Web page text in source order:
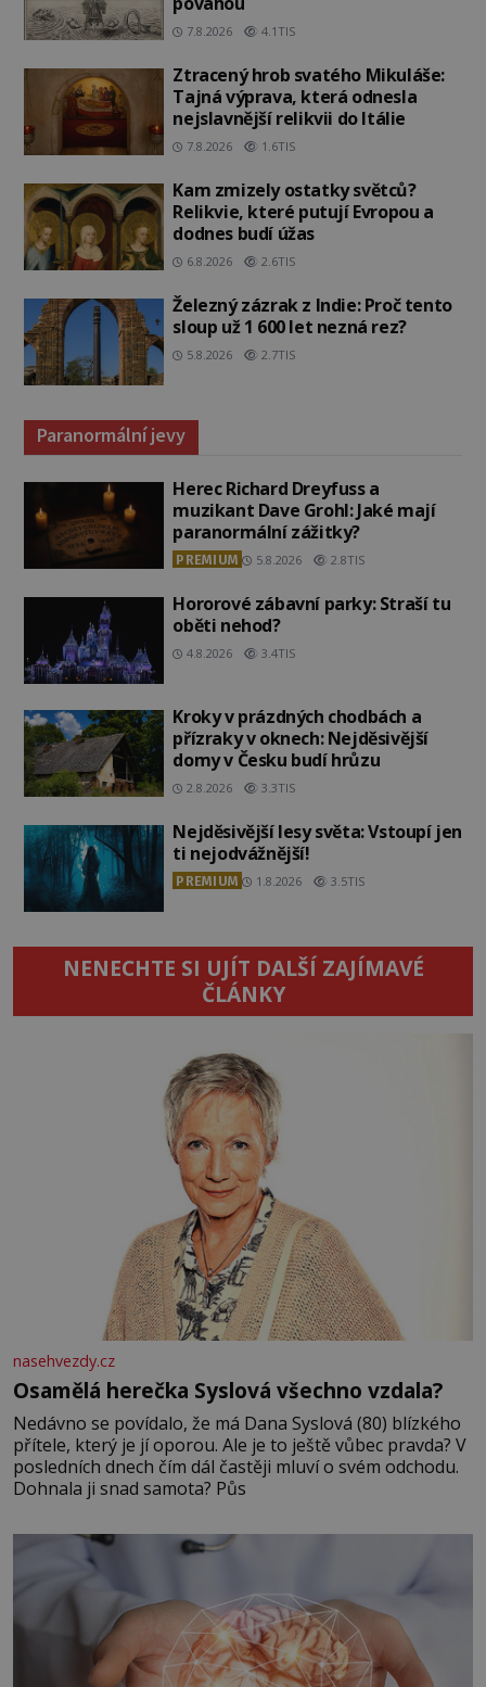
7.8.2026 4.1TIS
Ztracený hrob svatého Mikuláše:
Tajná výprava, která odnesla
nejslavnější relikvii do Itálie
7.8.2026 1.6TIS
Kam zmizely ostatky světců?
Relikvie, které putují Evropou a
dodnes budí úžas
6.8.2026 2.6TIS
Železný zázrak z Indie: Proč tento
sloup už 1 600 let nezná rez?
5.8.2026 2.7TIS
Paranormální jevy
Herec Richard Dreyfuss a
muzikant Dave Grohl: Jaké mají
paranormální zážitky?
PREMIUM 5.8.2026 2.8TIS
Hororové zábavní parky: Straší tu
oběti nehod?
4.8.2026 3.4TIS
Kroky v prázdných chodbách a
přízraky v oknech: Nejděsivější
domy v Česku budí hrůzu
2.8.2026 3.3TIS
Nejděsivější lesy světa: Vstoupí jen
ti nejodvážnější!
PREMIUM 1.8.2026 3.5TIS
NENECHTE SI UJÍT DALŠÍ ZAJÍMAVÉ
ČLÁNKY
nasehvezdy.cz
Osamělá herečka Syslová všechno vzdala?
Nedávno se povídalo, že má Dana Syslová (80) blízkého
přítele, který je jí oporou. Ale je to ještě vůbec pravda? V
posledních dnech čím dál častěji mluví o svém odchodu.
Dohnala ji snad samota? Půs